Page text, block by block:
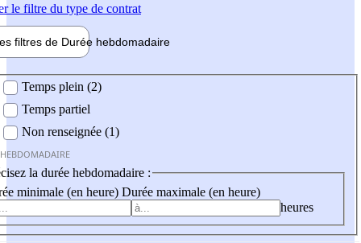
le filtre du type de contrat
filtres de Durée hebdomadaire
Temps plein (2)
Temps partiel
Non renseignée (1)
la durée hebdomadaire :
minimale (en heure) Durée maximale (en heure)
heures